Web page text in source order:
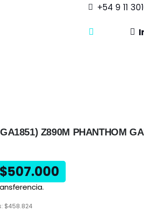
+54 9 11
Z890M PHANTHOM
$507.000
$458.824